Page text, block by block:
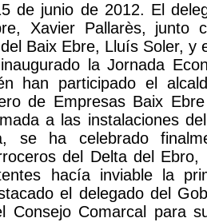
de junio de 2012. El
Xavier Pallarès, junto
Baix Ebre, Lluís Soler, y
la Jornada
han participado el
de Empresas Baix
a las instalaciones
se ha celebrado
del Delta del
hacía inviable la
el delegado del
Consejo Comarcal para